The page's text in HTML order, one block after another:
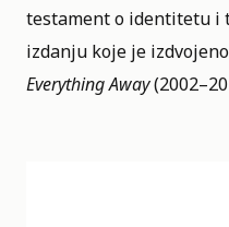
testament o identitetu i
izdanju koje je
Everything Away